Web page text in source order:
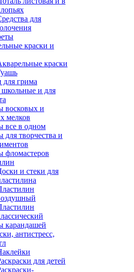
для
краски и
краски
для грима
и для
восковых и
мелков
все в одном
для творчества и
фломастеров
и стеки для
карандашей
антистресс,
для детей